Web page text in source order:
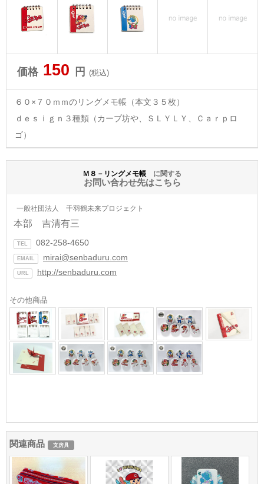
価格 150 円 (税込)
６０×７０ｍｍのリングメモ帳（本文３５枚）
ｄｅｓｉｇｎ３種類（カープ坊や、ＳＬＹＬＹ、Ｃａｒｐロ
ゴ）
Ｍ８－リングメモ帳 に関する
お問い合わせ先はこちら
一般社団法人 千羽鶴未来プロジェクト
本部 吉清有三
TEL 082-258-4650
EMAIL mirai@senbaduru.com
URL http://senbaduru.com
その他商品
関連商品 文房具